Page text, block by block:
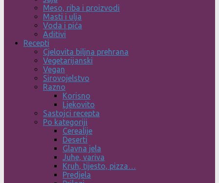
Meso, riba i proizvodi
Masti i ulja
Voda i pića
Aditivi
Recepti
Cjelovita biljna prehrana
Vegetarijanski
Vegan
Sirovojelstvo
Razno
Korisno
Ljekovito
Sastojci recepta
Po kategoriji
Cerealije
Deserti
Glavna jela
Juhe, variva
Kruh, tijesto, pizza…
Predjela